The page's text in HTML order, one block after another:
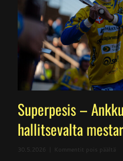
Superpesis –
hallitsevalta
30.5.2026 Kommentit pois päältä